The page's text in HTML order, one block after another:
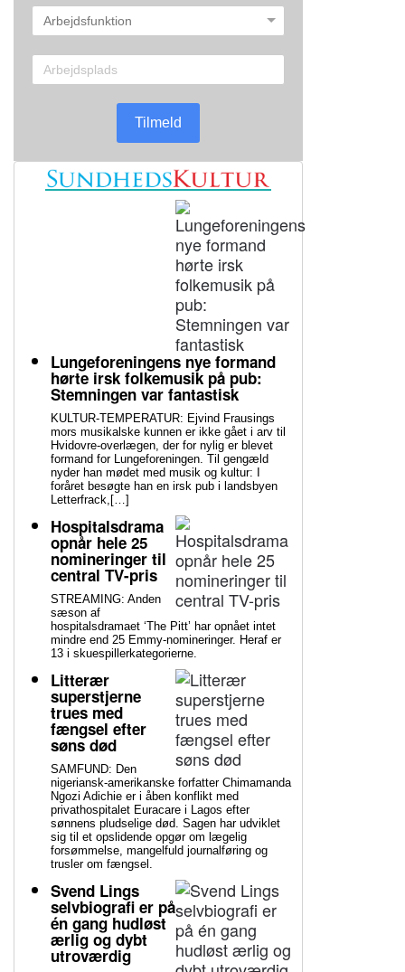
Tilmeld
Lungeforeningens nye formand
hørte irsk folkemusik på pub:
Stemningen var fantastisk
KULTUR-TEMPERATUR: Ejvind Frausings
mors musikalske kunnen er ikke gået i arv til
Hvidovre-overlægen, der for nylig er blevet
formand for Lungeforeningen. Til gengæld
nyder han mødet med musik og kultur: I
foråret besøgte han en irsk pub i landsbyen
Letterfrack,[…]
Hospitalsdrama
opnår hele 25
nomineringer til
central TV-pris
STREAMING: Anden
sæson af
hospitalsdramaet ‘The Pitt’ har opnået intet
mindre end 25 Emmy-nomineringer. Heraf er
13 i skuespillerkategorierne.
Litterær
superstjerne
trues med
fængsel efter
søns død
SAMFUND: Den
nigeriansk-amerikanske forfatter Chimamanda
Ngozi Adichie er i åben konflikt med
privathospitalet Euracare i Lagos efter
sønnens pludselige død. Sagen har udviklet
sig til et opslidende opgør om lægelig
forsømmelse, mangelfuld journalføring og
trusler om fængsel.
Svend Lings
selvbiografi er på
én gang hudløst
ærlig og dybt
utroværdig